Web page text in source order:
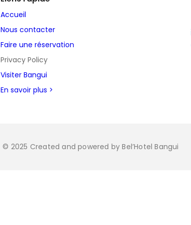
Accueil
Nous contacter
Faire une réservation
Privacy Policy
Visiter Bangui
En savoir plus >
© 2025 Created and powered by Bel’Hotel Bangui